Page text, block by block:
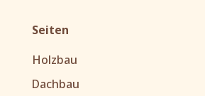
Seiten
Holzbau
Dachbau